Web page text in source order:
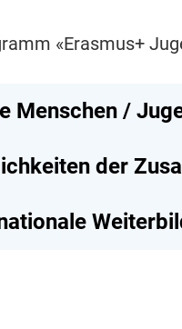
«Erasmus+
Menschen /
der